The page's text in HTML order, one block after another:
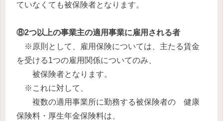
ていなくても被保険者となります。
⑧2つ以上の事業主の適用事業に雇用される者
※原則として、雇用保険については、主たる賃金
を受ける1つの雇用関係についてのみ、
被保険者となります。
※これに対して、
複数の適用事業所に勤務する被保険者の 健康
保険料・厚生年金保険料は、